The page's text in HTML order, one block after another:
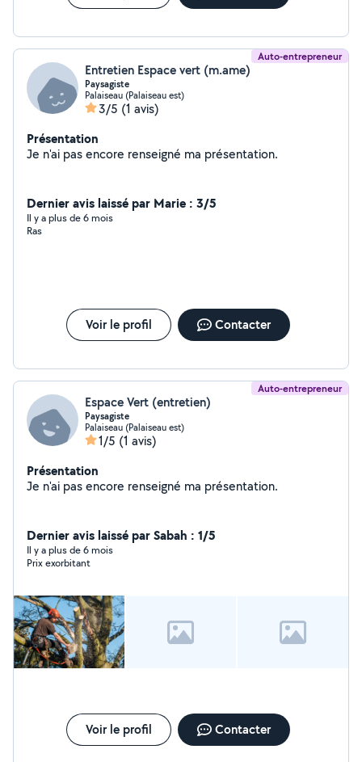
Auto-entrepreneur
Entretien Espace vert (m.ame)
Paysagiste
Palaiseau (Palaiseau est)
3/5 (1 avis)
Présentation
Je n'ai pas encore renseigné ma présentation.
Dernier avis laissé par Marie : 3/5
Il y a plus de 6 mois
Ras
Voir le profil Contacter
Auto-entrepreneur
Espace Vert (entretien)
Paysagiste
Palaiseau (Palaiseau est)
1/5 (1 avis)
Présentation
Je n'ai pas encore renseigné ma présentation.
Dernier avis laissé par Sabah : 1/5
Il y a plus de 6 mois
Prix exorbitant
Voir le profil Contacter